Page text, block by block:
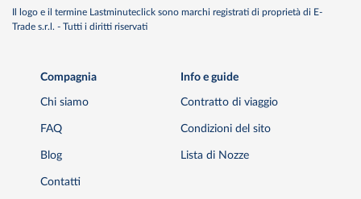
Il logo e il termine Lastminuteclick sono marchi registrati di proprietà di E-
Trade s.r.l. - Tutti i diritti riservati
Compagnia
Chi siamo
FAQ
Blog
Contatti
Info e guide
Contratto di viaggio
Condizioni del sito
Lista di Nozze